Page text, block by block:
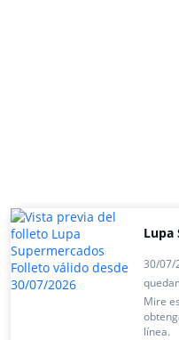
Lupa
30/07/
Mire
línea.